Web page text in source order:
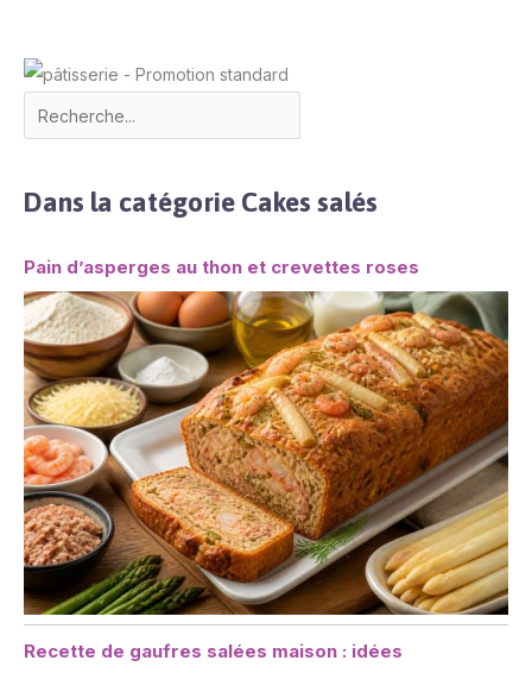
Dans la catégorie Cakes salés
Pain d’asperges au thon et crevettes roses
Recette de gaufres salées maison : idées